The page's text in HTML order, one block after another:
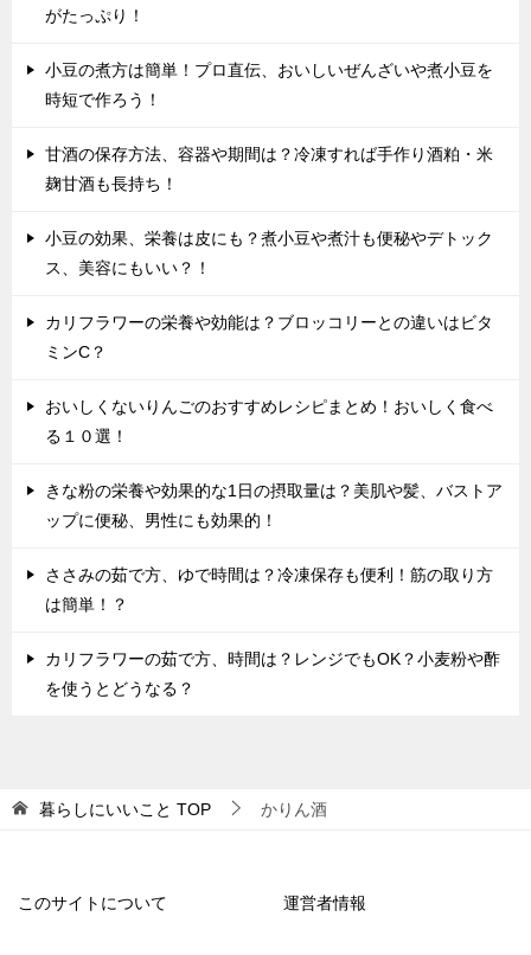
がたっぷり！
小豆の煮方は簡単！プロ直伝、おいしいぜんざいや煮小豆を
時短で作ろう！
甘酒の保存方法、容器や期間は？冷凍すれば手作り酒粕・米
麹甘酒も長持ち！
小豆の効果、栄養は皮にも？煮小豆や煮汁も便秘やデトック
ス、美容にもいい？！
カリフラワーの栄養や効能は？ブロッコリーとの違いはビタ
ミンC？
おいしくないりんごのおすすめレシピまとめ！おいしく食べ
る１０選！
きな粉の栄養や効果的な1日の摂取量は？美肌や髪、バストア
ップに便秘、男性にも効果的！
ささみの茹で方、ゆで時間は？冷凍保存も便利！筋の取り方
は簡単！？
カリフラワーの茹で方、時間は？レンジでもOK？小麦粉や酢
を使うとどうなる？
暮らしにいいこと TOP かりん酒
このサイトについて 運営者情報